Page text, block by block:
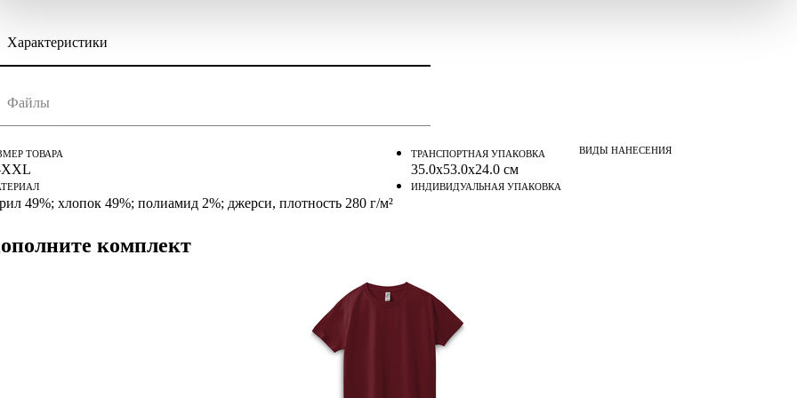
Характеристики
ТОВАРА
49%; хлопок 49%; полиамид 2%; джерси, плотность 280 г/м²
ТРАНСПОРТНАЯ УПАКОВКА
35.0x53.0x24.0 см
ИНДИВИДУАЛЬНАЯ УПАКОВКА
ВИДЫ НАНЕСЕНИЯ
Файлы
по сохранению pdf из Corel Draw
по сохранению pdf из Adobe Illustrator
комплект